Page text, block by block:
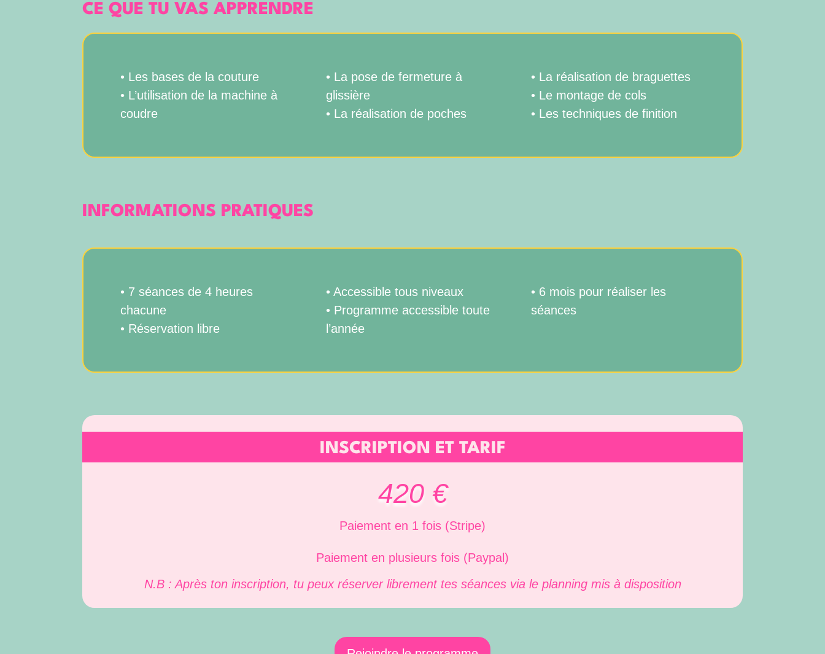
CE QUE TU VAS APPRENDRE
• Les bases de la couture
• L’utilisation de la machine à
coudre
• La pose de fermeture à
glissière
• La réalisation de poches
• La réalisation de braguettes
• Le montage de cols
• Les techniques de finition
INFORMATIONS PRATIQUES
• 7 séances de 4 heures
chacune
• Réservation libre
• Accessible tous niveaux
• Programme accessible toute
l’année
• 6 mois pour réaliser les
séances
INSCRIPTION ET TARIF
420 €
Paiement en 1 fois (Stripe)
Paiement en plusieurs fois (Paypal)
N.B : Après ton inscription, tu peux réserver librement tes séances via le planning mis à disposition